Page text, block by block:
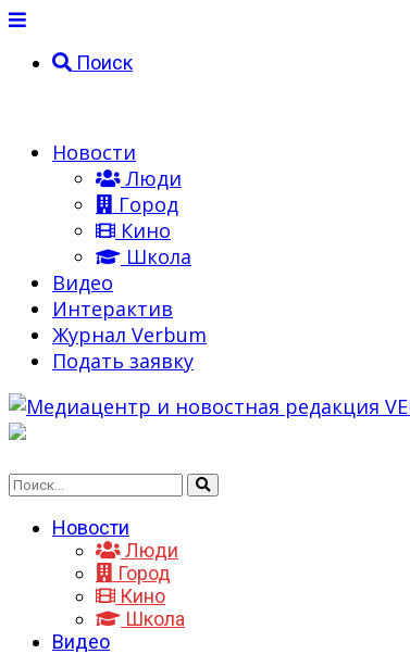
Поиск
Новости
Люди
Город
Кино
Школа
Видео
Интерактив
Журнал Verbum
Подать заявку
Новости
Люди
Город
Кино
Школа
Видео